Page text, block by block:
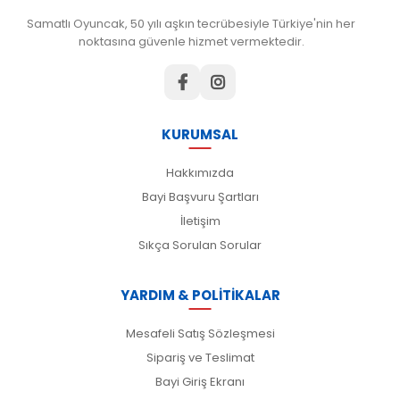
Samatlı Oyuncak, 50 yılı aşkın tecrübesiyle Türkiye'nin her
noktasına güvenle hizmet vermektedir.
KURUMSAL
Hakkımızda
Bayi Başvuru Şartları
İletişim
Sıkça Sorulan Sorular
YARDIM & POLİTİKALAR
Mesafeli Satış Sözleşmesi
Sipariş ve Teslimat
Bayi Giriş Ekranı